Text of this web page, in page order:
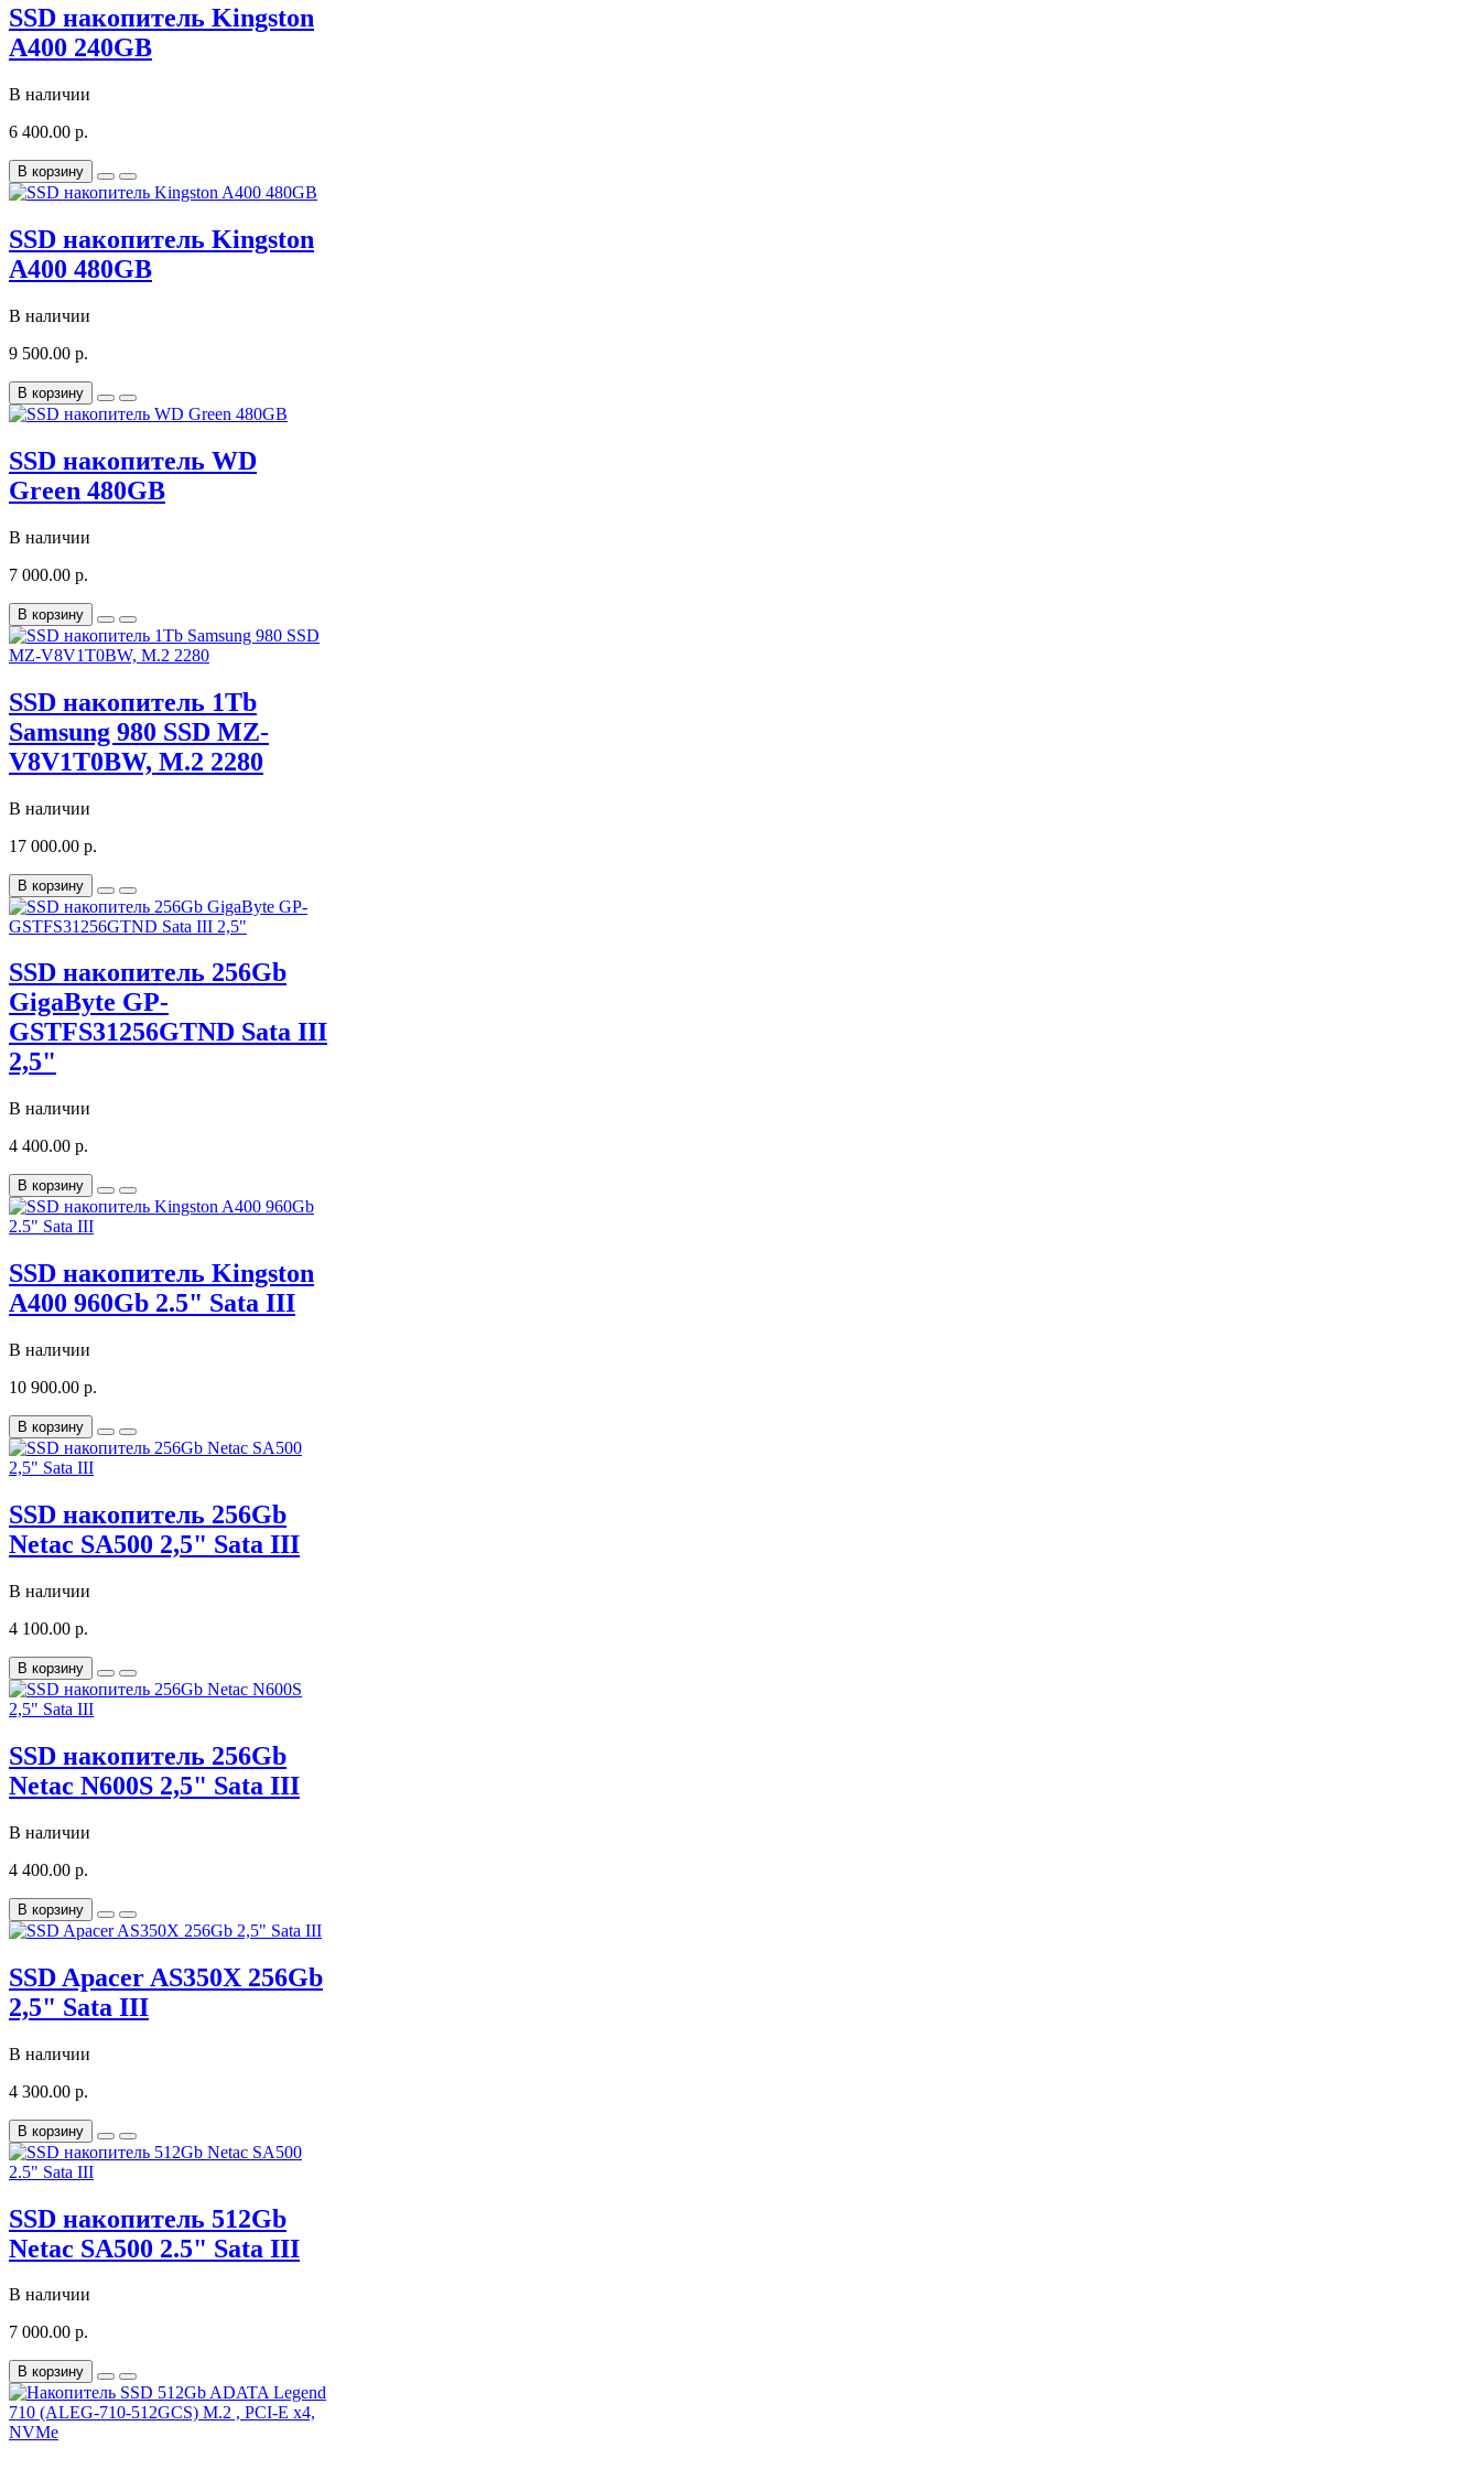
SSD накопитель Kingston
A400 240GB
В наличии
6 400.00 р.
В корзину
SSD накопитель Kingston
A400 480GB
В наличии
9 500.00 р.
В корзину
SSD накопитель WD
Green 480GB
В наличии
7 000.00 р.
В корзину
SSD накопитель 1Tb
Samsung 980 SSD MZ-
V8V1T0BW, M.2 2280
В наличии
17 000.00 р.
В корзину
SSD накопитель 256Gb
GigaByte GP-
GSTFS31256GTND Sata III
2,5"
В наличии
4 400.00 р.
В корзину
SSD накопитель Kingston
A400 960Gb 2.5" Sata III
В наличии
10 900.00 р.
В корзину
SSD накопитель 256Gb
Netac SA500 2,5" Sata III
В наличии
4 100.00 р.
В корзину
SSD накопитель 256Gb
Netac N600S 2,5" Sata III
В наличии
4 400.00 р.
В корзину
SSD Apacer AS350X 256Gb
2,5" Sata III
В наличии
4 300.00 р.
В корзину
SSD накопитель 512Gb
Netac SA500 2.5" Sata III
В наличии
7 000.00 р.
В корзину